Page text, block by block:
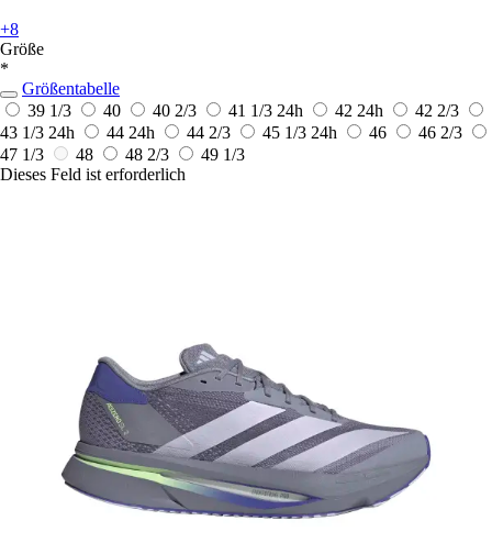
+8
Größe
*
Größentabelle
39 1/3
40 40 2/3 41 1/3 24h 42 24h
42 2/3
43 1/3 24h 44 24h 44 2/3 45 1/3 24h 46
46 2/3
47 1/3
48 48 2/3
49 1/3
Dieses Feld ist erforderlich